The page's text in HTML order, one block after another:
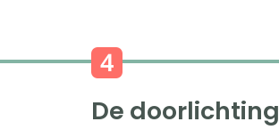
De doorlichting